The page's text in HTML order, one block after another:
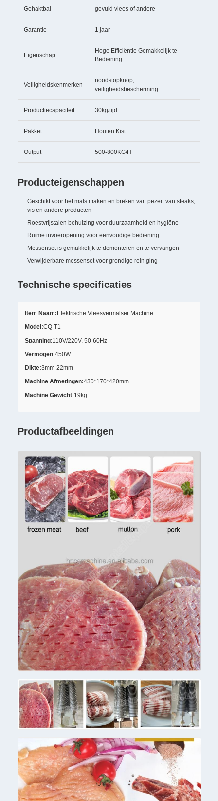
Gehaktbal gevuld vlees of andere
Garantie 1 jaar
Eigenschap
Hoge Efficiëntie Gemakkelijk te
Bediening
Veiligheidskenmerken
noodstopknop,
veiligheidsbescherming
Productiecapaciteit 30kg/tijd
Pakket Houten Kist
Output 500-800KG/H
Producteigenschappen
Geschikt voor het mals maken en breken van pezen van steaks,
vis en andere producten
Roestvrijstalen behuizing voor duurzaamheid en hygiëne
Ruime invoeropening voor eenvoudige bediening
Messenset is gemakkelijk te demonteren en te vervangen
Verwijderbare messenset voor grondige reiniging
Technische specificaties
Item Naam: Elektrische Vleesvermalser Machine
Model:CQ-T1
Spanning:110V/220V, 50-60Hz
Vermogen:450W
Dikte:3mm-22mm
Machine Afmetingen:430*170*420mm
Machine Gewicht:19kg
Productafbeeldingen